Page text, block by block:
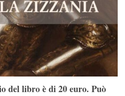
del libro è di 20 euro. Può